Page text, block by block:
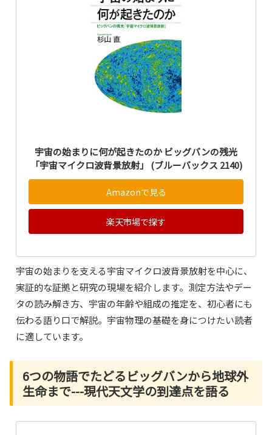
宇宙の始まりに何が起きたのか ビッグバンの残光
「宇宙マイクロ波背景放射」 (ブルーバックス 2140)
Amazonで見る
楽天市場で探す
宇宙の始まりを支える宇宙マイクロ波背景放射を中心に、
実証的な証拠と研究の現場を紹介します。測定方法やデー
タの読み解き方、宇宙の年齢や組成の推定を、初心者にも
伝わる語り口で解説。宇宙物理の基礎を身につけたい読者
に適しています。
6つの物語でたどるビッグバンから地球外
生命まで---現代天文学の到達点を語る